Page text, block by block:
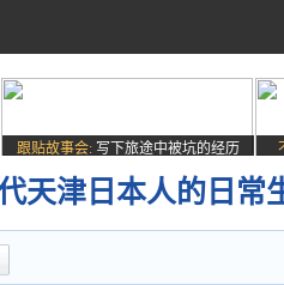
跟贴故事会: 写下旅途中被坑的经历
天津日本人的日常